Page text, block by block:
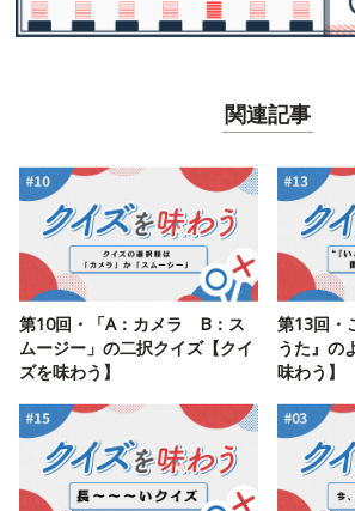
関連記事
第10回・「A：カメラ B：ス
ムージー」の二択クイズ【クイ
ズを味わう】
第13回・
うた』の
味わう】